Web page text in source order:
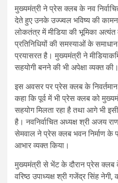
मुख्यमंत्री ने प्रेस क्लब के नव
देते हुए उनके उज्ज्वल भविष्य की
लोकतंत्र में मीडिया की भूमिका
प्रतिनिधियों की समस्याओं के
प्रयासरत है। मुख्यमंत्री ने
सहयोगी बनने की भी अपेक्षा व्यक्त की।
इस अवसर पर प्रेस क्लब के निवर्तमान
कहा कि पूर्व में भी प्रेस क्लब को
सहयोग मिलता रहा है तथा आगे भी
है। नवनिर्वाचित अध्यक्ष श्री अजय
सेमवाल ने प्रेस क्लब भवन निर्माण के
आभार व्यक्त किया।
मुख्यमंत्री से भेंट के दौरान प्रेस क्लब
वरिष्ठ उपाध्यक्ष श्री गजेंद्र सिंह नेगी,